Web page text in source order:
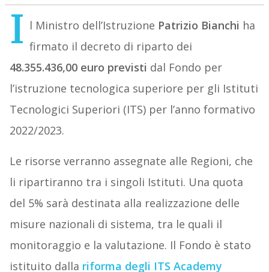
I l Ministro dell’Istruzione Patrizio Bianchi ha
firmato il decreto di riparto dei
48.355.436,00 euro previsti dal Fondo per
l’istruzione tecnologica superiore per gli Istituti
Tecnologici Superiori (ITS) per l’anno formativo
2022/2023.
Le risorse verranno assegnate alle Regioni, che
li ripartiranno tra i singoli Istituti. Una quota
del 5% sarà destinata alla realizzazione delle
misure nazionali di sistema, tra le quali il
monitoraggio e la valutazione. Il Fondo è stato
istituito dalla riforma degli ITS Academy